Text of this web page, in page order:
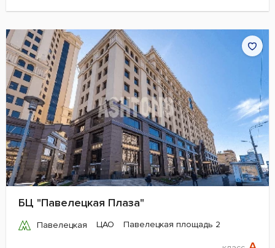
БЦ "Павелецкая Плаза"
Павелецкая ЦАО Павелецкая площадь 2